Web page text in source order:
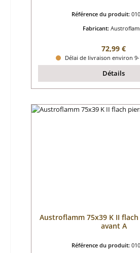
Référence du produit:
Fabricant:
Prix régulier
72,99 €
Délai de livraison environ 9-
Détails
Austroflamm 75x39 K II
avant A
Référence du produit: